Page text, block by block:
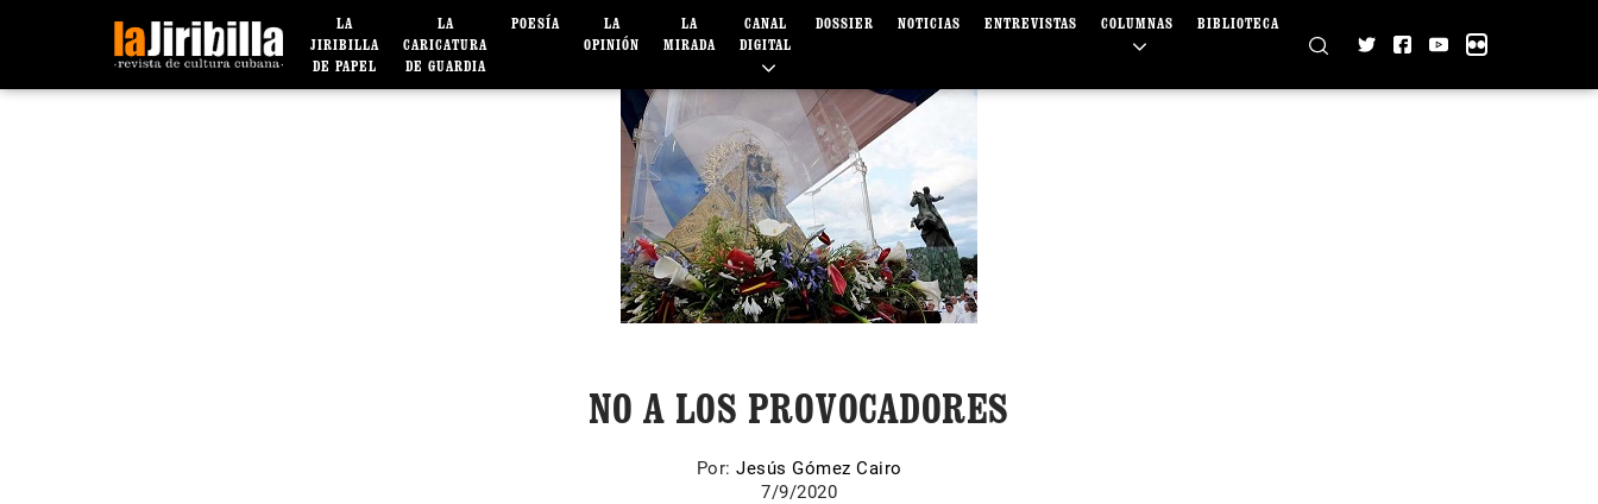
LA
JIRIBILLA
DE PAPEL
LA
CARICATURA
DE GUARDIA
POESÍA
LA
OPINIÓN
LA
MIRADA
CANAL
DIGITAL
DOSSIER NOTICIAS ENTREVISTAS COLUMNAS BIBLIOTECA
NO A LOS PROVOCADORES
Por: Jesús Gómez Cairo
7/9/2020